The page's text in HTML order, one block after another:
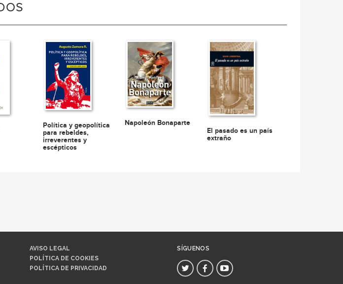
Política y geopolítica
para rebeldes,
irreverentes y
escépticos
Napoleón Bonaparte
El pasado es un país
extraño
AVISO LEGAL
POLÍTICA DE COOKIES
POLÍTICA DE PRIVACIDAD
SÍGUENOS